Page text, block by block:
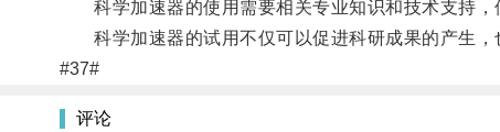
科学加速器的使用需要相关专业知识和技术支持，
科学加速器的试用不仅可以促进科研成果的产生，
#37#
评论